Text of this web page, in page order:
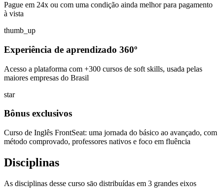
Pague em 24x ou com uma condição ainda melhor para pagamento
à vista
thumb_up
Experiência de aprendizado 360º
Acesso a plataforma com +300 cursos de soft skills, usada pelas
maiores empresas do Brasil
star
Bônus exclusivos
Curso de Inglês FrontSeat: uma jornada do básico ao avançado, com
método comprovado, professores nativos e foco em fluência
Disciplinas
As disciplinas desse curso sāo distribuídas em 3 grandes eixos